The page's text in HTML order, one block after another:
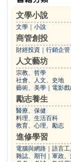
文學小說
文學 小說
商管創投
財經投資 行銷企管
人文藝坊
宗教、哲學
社會、人文、史地
藝術、美學
電影戲
勵志養生
醫療、保健
料理、生活百科
教育、心理、勵志
進修學習
電腦與網路
語言
雜誌、期刊
軍政